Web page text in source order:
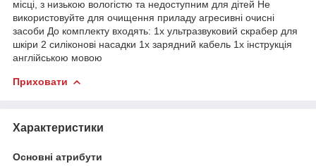
місці, з низькою вологістю та недоступним для дітей Не
використовуйте для очищення приладу агресивні очисні
засоби До комплекту входять: 1x ультразвуковий скрабер для
шкіри 2 силіконові насадки 1x зарядний кабель 1x інструкція
англійською мовою
Приховати
Характеристики
Основні атрибути